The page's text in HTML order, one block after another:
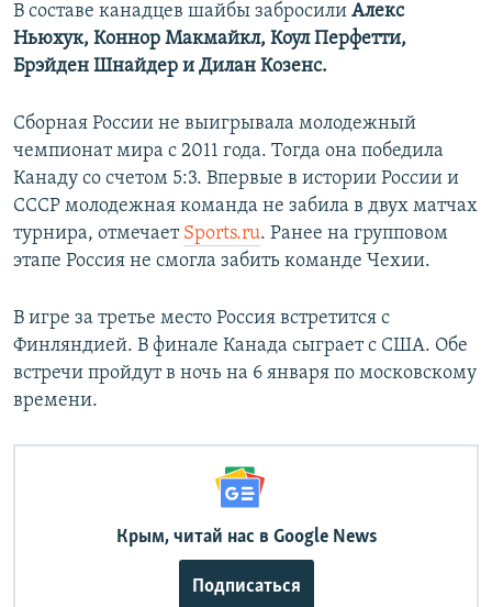
В составе канадцев шайбы забросили Алекс
Ньюхук, Коннор Макмайкл, Коул Перфетти,
Брэйден Шнайдер и Дилан Козенс.
Сборная России не выигрывала молодежный
чемпионат мира с 2011 года. Тогда она победила
Канаду со счетом 5:3. Впервые в истории России и
СССР молодежная команда не забила в двух матчах
турнира, отмечает Sports.ru. Ранее на групповом
этапе Россия не смогла забить команде Чехии.
В игре за третье место Россия встретится с
Финляндией. В финале Канада сыграет с США. Обе
встречи пройдут в ночь на 6 января по московскому
времени.
Крым, читай нас в Google News
Подписаться